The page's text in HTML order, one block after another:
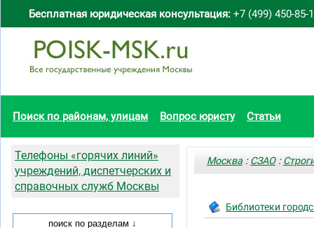
Бесплатная юридическая консультация: +7 (499) 450-85-
Поиск по районам, улицам Вопрос юристу Статьи
Москва :СЗАО:
Библиотеки
Телефоны «горячих линий»
учреждений, диспетчерских и
справочных служб Москвы